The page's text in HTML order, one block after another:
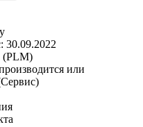
30.09.2022
(PLM)
или